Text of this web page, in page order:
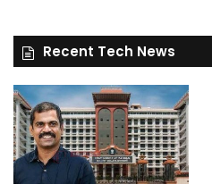
Recent Tech News